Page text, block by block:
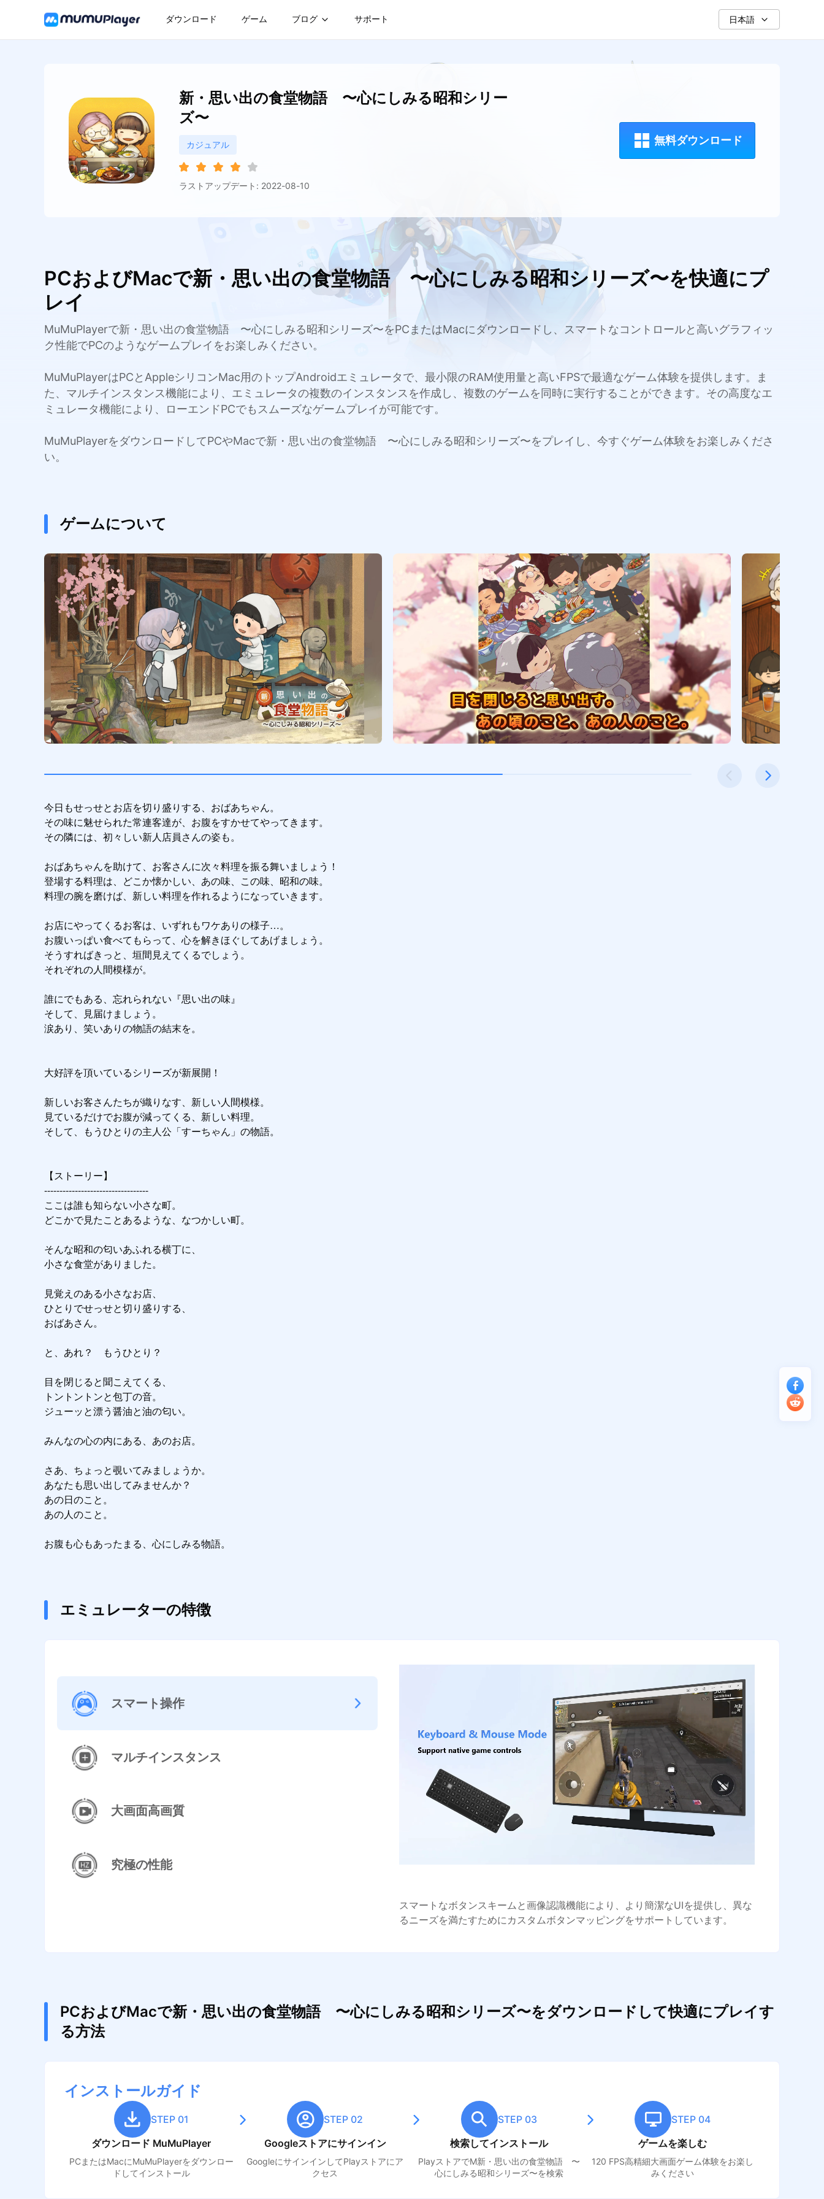
ダウンロード ゲーム ブログ サポート 日本語
新・思い出の食堂物語 〜心にしみる昭和シリー
ズ〜
カジュアル
ラストアップデート: 2022-08-10
無料ダウンロード
PCおよびMacで新・思い出の食堂物語 〜心にしみる昭和シリーズ〜を快適にプ
レイ
MuMuPlayerで新・思い出の食堂物語 〜心にしみる昭和シリーズ〜をPCまたはMacにダウンロードし、スマートなコントロールと高いグラフィッ
ク性能でPCのようなゲームプレイをお楽しみください。
MuMuPlayerはPCとAppleシリコンMac用のトップAndroidエミュレータで、最小限のRAM使用量と高いFPSで最適なゲーム体験を提供します。ま
た、マルチインスタンス機能により、エミュレータの複数のインスタンスを作成し、複数のゲームを同時に実行することができます。その高度なエ
ミュレータ機能により、ローエンドPCでもスムーズなゲームプレイが可能です。
MuMuPlayerをダウンロードしてPCやMacで新・思い出の食堂物語 〜心にしみる昭和シリーズ〜をプレイし、今すぐゲーム体験をお楽しみくださ
い。
ゲームについて
今日もせっせとお店を切り盛りする、おばあちゃん。
その味に魅せられた常連客達が、お腹をすかせてやってきます。
その隣には、初々しい新人店員さんの姿も。
おばあちゃんを助けて、お客さんに次々料理を振る舞いましょう！
登場する料理は、どこか懐かしい、あの味、この味、昭和の味。
料理の腕を磨けば、新しい料理を作れるようになっていきます。
お店にやってくるお客は、いずれもワケありの様子…。
お腹いっぱい食べてもらって、心を解きほぐしてあげましょう。
そうすればきっと、垣間見えてくるでしょう。
それぞれの人間模様が。
誰にでもある、忘れられない『思い出の味』
そして、見届けましょう。
涙あり、笑いありの物語の結末を。
大好評を頂いているシリーズが新展開！
新しいお客さんたちが織りなす、新しい人間模様。
見ているだけでお腹が減ってくる、新しい料理。
そして、もうひとりの主人公「すーちゃん」の物語。
【ストーリー】
----------------------------------
ここは誰も知らない小さな町。
どこかで見たことあるような、なつかしい町。
そんな昭和の匂いあふれる横丁に、
小さな食堂がありました。
見覚えのある小さなお店、
ひとりでせっせと切り盛りする、
おばあさん。
と、あれ？　もうひとり？
目を閉じると聞こえてくる、
トントントンと包丁の音。
ジューッと漂う醤油と油の匂い。
みんなの心の内にある、あのお店。
さあ、ちょっと覗いてみましょうか。
あなたも思い出してみませんか？
あの日のこと。
あの人のこと。
お腹も心もあったまる、心にしみる物語。
エミュレーターの特徴
スマート操作
マルチインスタンス
大画面高画質
究極の性能
スマートなボタンスキームと画像認識機能により、より簡潔なUIを提供し、異な
るニーズを満たすためにカスタムボタンマッピングをサポートしています。
PCおよびMacで新・思い出の食堂物語 〜心にしみる昭和シリーズ〜をダウンロードして快適にプレイす
る方法
インストールガイド
STEP 01
ダウンロード MuMuPlayer
PCまたはMacにMuMuPlayerをダウンロー
ドしてインストール
STEP 02
Googleストアにサインイン
GoogleにサインインしてPlayストアにア
クセス
STEP 03
検索してインストール
PlayストアでM新・思い出の食堂物語 〜
心にしみる昭和シリーズ〜を検索
STEP 04
ゲームを楽しむ
120 FPS高精細大画面ゲーム体験をお楽し
みください